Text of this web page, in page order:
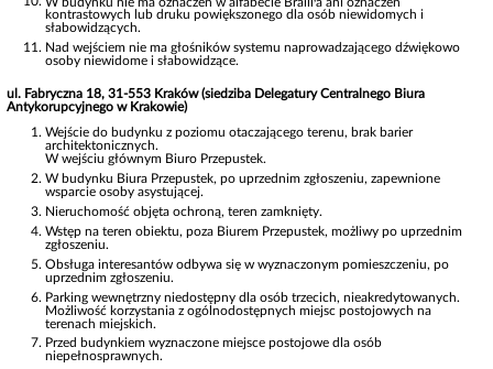
kontrastowych lub druku powiększonego dla osób niewidomych i
słabowidzących.
Nad wejściem nie ma głośników systemu naprowadzającego dźwiękowo
osoby niewidome i słabowidzące.
ul. Fabryczna 18, 31-553 Kraków (siedziba Delegatury Centralnego Biura
Antykorupcyjnego w Krakowie)
Wejście do budynku z poziomu otaczającego terenu, brak barier
architektonicznych.
W wejściu głównym Biuro Przepustek.
W budynku Biura Przepustek, po uprzednim zgłoszeniu, zapewnione
wsparcie osoby asystującej.
Nieruchomość objęta ochroną, teren zamknięty.
Wstęp na teren obiektu, poza Biurem Przepustek, możliwy po uprzednim
zgłoszeniu.
Obsługa interesantów odbywa się w wyznaczonym pomieszczeniu, po
uprzednim zgłoszeniu.
Parking wewnętrzny niedostępny dla osób trzecich, nieakredytowanych.
Możliwość korzystania z ogólnodostępnych miejsc postojowych na
terenach miejskich.
Przed budynkiem wyznaczone miejsce postojowe dla osób
niepełnosprawnych.